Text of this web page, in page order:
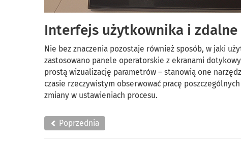
Interfejs użytkownika i zdalne
Nie bez znaczenia pozostaje również sposób, w jaki
zastosowano panele operatorskie z ekranami
prostą wizualizację parametrów – stanowią one
czasie rzeczywistym obserwować pracę
zmiany w ustawieniach procesu.
Poprzednia